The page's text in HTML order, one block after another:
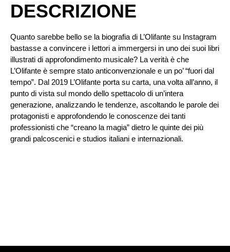
DESCRIZIONE
Quanto sarebbe bello se la biografia di L’Olifante su Instagram
bastasse a convincere i lettori a immergersi in uno dei suoi libri
illustrati di approfondimento musicale? La verità è che
L’Olifante è sempre stato anticonvenzionale e un po’ “fuori dal
tempo”. Dal 2019 L’Olifante porta su carta, una volta all’anno, il
punto di vista sul mondo dello spettacolo di un’intera
generazione, analizzando le tendenze, ascoltando le parole dei
protagonisti e approfondendo le conoscenze dei tanti
professionisti che “creano la magia” dietro le quinte dei più
grandi palcoscenici e studios italiani e internazionali.